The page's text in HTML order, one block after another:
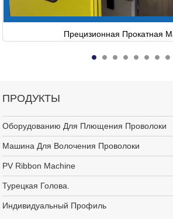
Прецизионная Прокатная
ПРОДУКТЫ
Оборудованию Для Плющения Проволоки
Машина Для Волочения Проволоки
PV Ribbon Machine
Турецкая Голова.
Индивидуальный Профиль